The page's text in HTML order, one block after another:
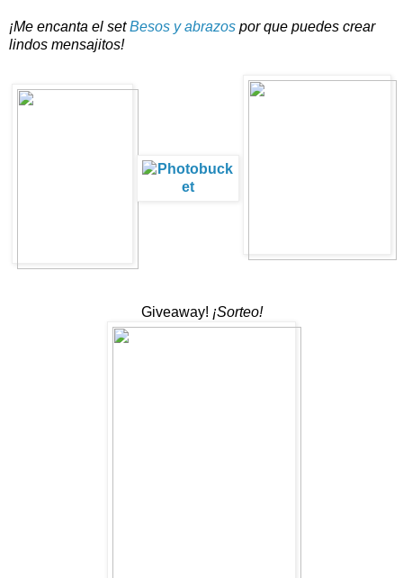
¡Me encanta el setBesos y abrazos por que puedes crear
lindos mensajitos!
Giveaway! ¡Sorteo!